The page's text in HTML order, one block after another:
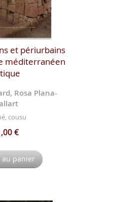
et périurbains
méditerranéen
Rosa Plana-
cousu
€
au panier